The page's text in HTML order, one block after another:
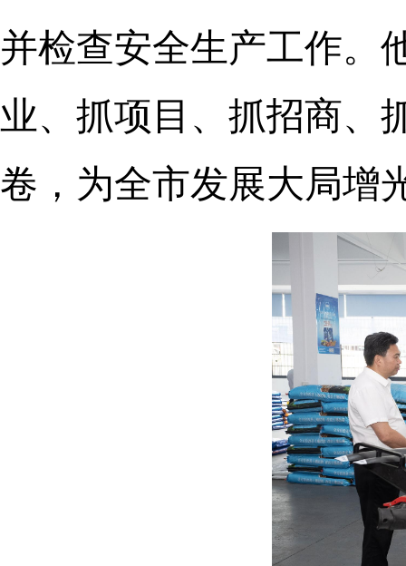
并检查安全生产工作。
业、抓项目、抓招商、
卷，为全市发展大局增